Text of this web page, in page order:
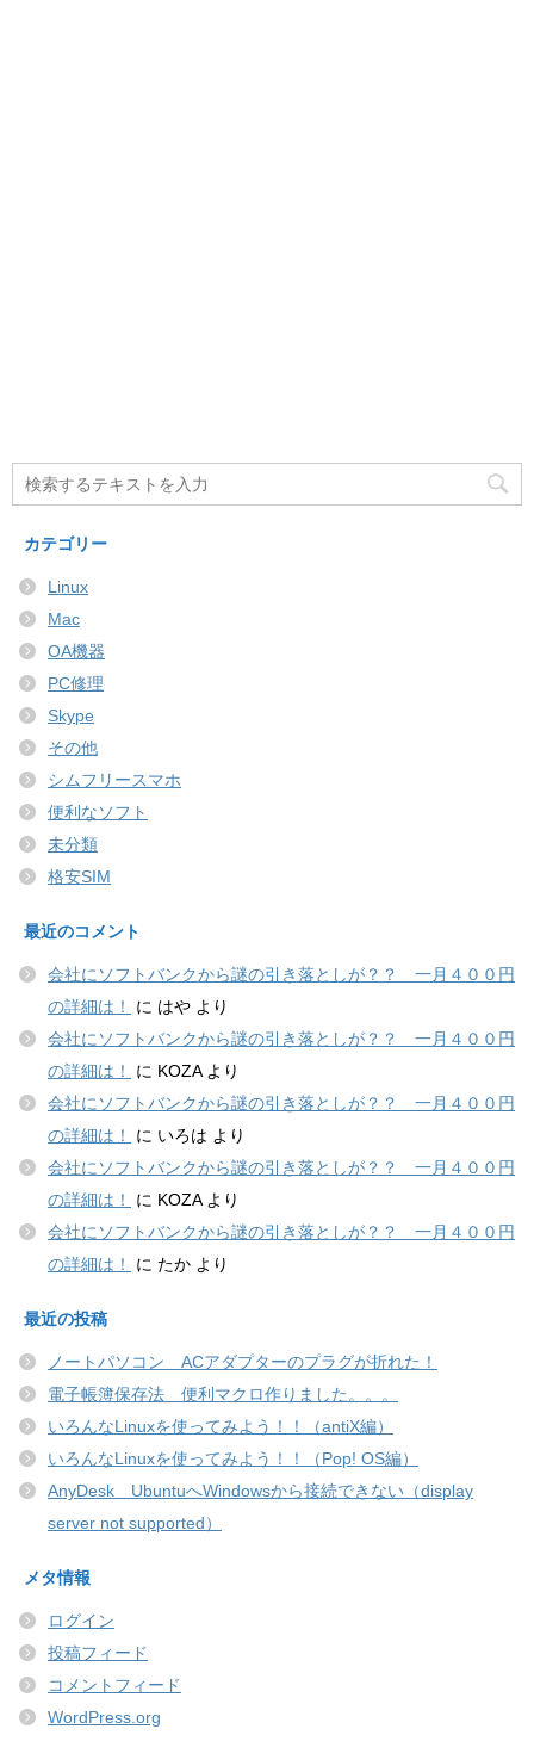
カテゴリー
Linux
Mac
OA機器
PC修理
Skype
その他
シムフリースマホ
便利なソフト
未分類
格安SIM
最近のコメント
会社にソフトバンクから謎の引き落としが？？ 一月４００円
の詳細は！
に はや より
会社にソフトバンクから謎の引き落としが？？ 一月４００円
の詳細は！
に KOZAより
会社にソフトバンクから謎の引き落としが？？ 一月４００円
の詳細は！
に いろは より
会社にソフトバンクから謎の引き落としが？？ 一月４００円
の詳細は！
に KOZAより
会社にソフトバンクから謎の引き落としが？？ 一月４００円
の詳細は！
に たか より
最近の投稿
ノートパソコン ACアダプターのプラグが折れた！
電子帳簿保存法 便利マクロ作りました。。。
いろんなLinuxを使ってみよう！！（antiX編）
いろんなLinuxを使ってみよう！！（Pop! OS編）
AnyDesk UbuntuへWindowsから接続できない（display
server not supported）
メタ情報
ログイン
投稿フィード
コメントフィード
WordPress.org